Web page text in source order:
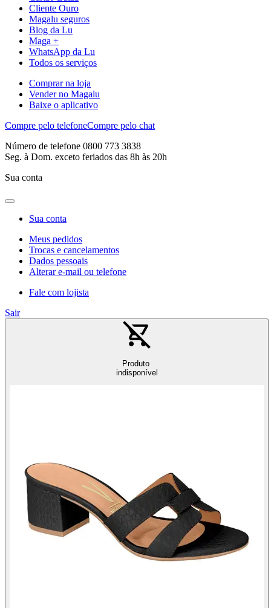
Cliente Ouro
Magalu seguros
Blog da Lu
Maga +
WhatsApp da Lu
Todos os serviços
Comprar na loja
Vender no Magalu
Baixe o aplicativo
Compre pelo telefoneCompre pelo chat
Número de telefone 0800 773 3838
Seg. à Dom. exceto feriados das 8h às 20h
Sua conta
Sua conta
Meus pedidos
Trocas e cancelamentos
Dados pessoais
Alterar e-mail ou telefone
Fale com lojista
Sair
Produto
indisponível